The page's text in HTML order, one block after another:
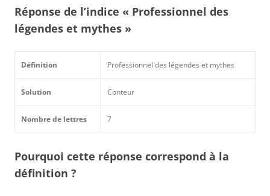
Réponse de l’indice « Professionnel des
légendes et mythes »
Définition Professionnel des légendes et mythes
Solution Conteur
Nombre de lettres 7
Pourquoi cette réponse correspond à la
définition ?